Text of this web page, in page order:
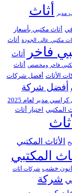
مدير
أثاث
أثاث مكتبي بأسعار
مكتبي عالي الجودة أثاث
فاخر
أثاث
فاخر ومخصص أثاث
الأثاث أفضل شركات
أفضل شركة
مدير لعام 2025
المكتبي اختيار أثاث
الأثاث المكتبي
المكتبي
خشب شركات أثاث
شركة